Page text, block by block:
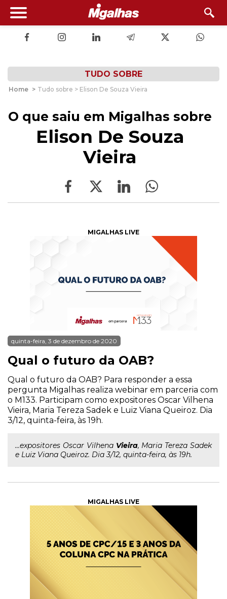
TUDO SOBRE
Home > Tudo sobre > Elison De Souza Vieira
O que saiu em Migalhas sobre
Elison De Souza
Vieira
MIGALHAS LIVE
quinta-feira, 3 de dezembro de 2020
Qual o futuro da OAB?
Qual o futuro da OAB? Para responder a essa
pergunta Migalhas realiza webinar em parceria com
o M133. Participam como expositores Oscar Vilhena
Vieira, Maria Tereza Sadek e Luiz Viana Queiroz. Dia
3/12, quinta-feira, às 19h.
...expositores Oscar Vilhena Vieira, Maria Tereza Sadek
e Luiz Viana Queiroz. Dia 3/12, quinta-feira, às 19h.
MIGALHAS LIVE